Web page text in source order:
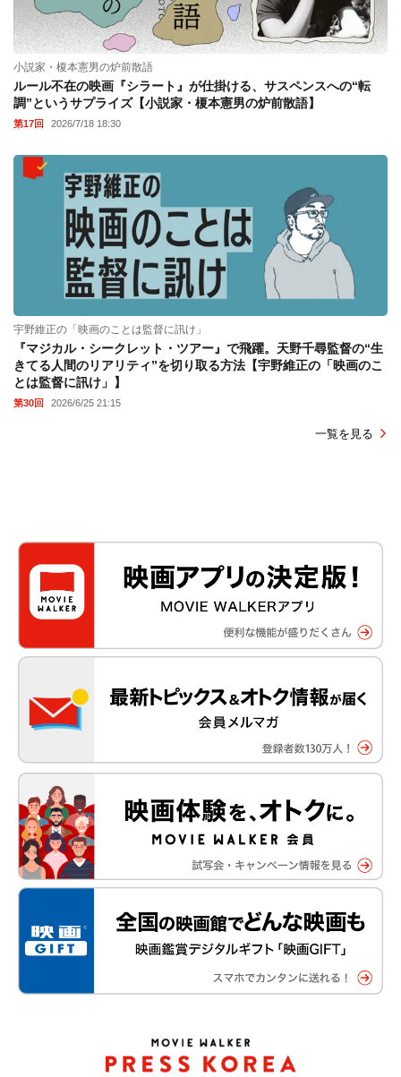
小説家・榎本憲男の炉前散語
ルール不在の映画『シラート』が仕掛ける、サスペンスへの“転
調”というサプライズ【小説家・榎本憲男の炉前散語】
第17回 2026/7/18 18:30
宇野維正の「映画のことは監督に訊け」
『マジカル・シークレット・ツアー』で飛躍。天野千尋監督の“生
きてる人間のリアリティ”を切り取る方法【宇野維正の「映画のこ
とは監督に訊け」】
第30回 2026/6/25 21:15
一覧を見る